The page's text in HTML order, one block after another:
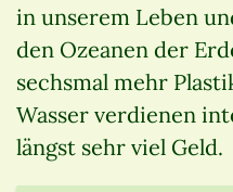
in unserem Leben
den Ozeanen der
sechsmal mehr
Wasser verdienen
längst sehr viel Geld.